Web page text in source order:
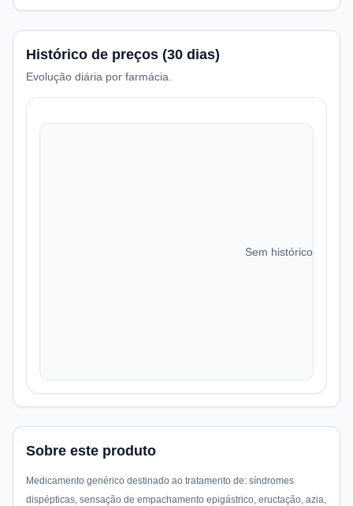
Histórico de preços (30 dias)
Evolução diária por farmácia.
Sem histórico de
Sobre este produto
Medicamento genérico destinado ao tratamento de: síndromes
dispépticas, sensação de empachamento epigástrico, eructação, azia,